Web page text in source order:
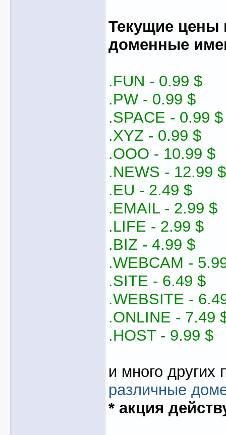
Текущие цены
доменные
.FUN - 0.99 $
.PW - 0.99 $
.SPACE - 0.99 $
.XYZ - 0.99 $
.OOO - 10.99 $
.NEWS - 12.99 $
.EU - 2.49 $
.EMAIL - 2.99 $
.LIFE - 2.99 $
.BIZ - 4.99 $
.WEBCAM -
.SITE - 6.49 $
.WEBSITE -
.ONLINE - 7.49
.HOST - 9.99 $
и много других
различные
* акция